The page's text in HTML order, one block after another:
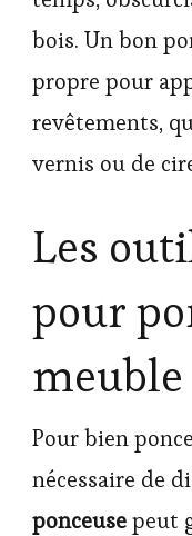
bois. Un bon
propre pour
revêtements,
vernis ou de
Les
pour
meuble
Pour bien
nécessaire de
ponceusepeut